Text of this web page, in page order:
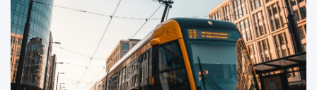
i
o
r
o
i
s
r
z
y
n
z
G